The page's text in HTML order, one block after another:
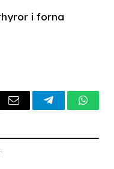
i forna
Email Telegram